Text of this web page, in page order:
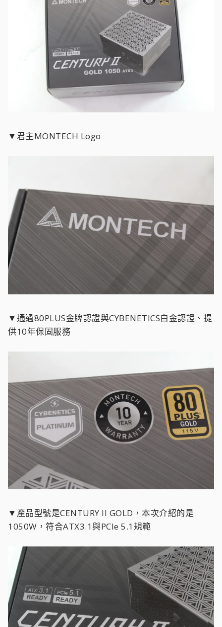
▼君主MONTECH Logo
▼通過80PLUS金牌認證與CYBENETICS白金認證、提
供10年保固服務
▼產品型號是CENTURY II GOLD，本次介紹的是
1050W，符合ATX3.1與PCIe 5.1規範